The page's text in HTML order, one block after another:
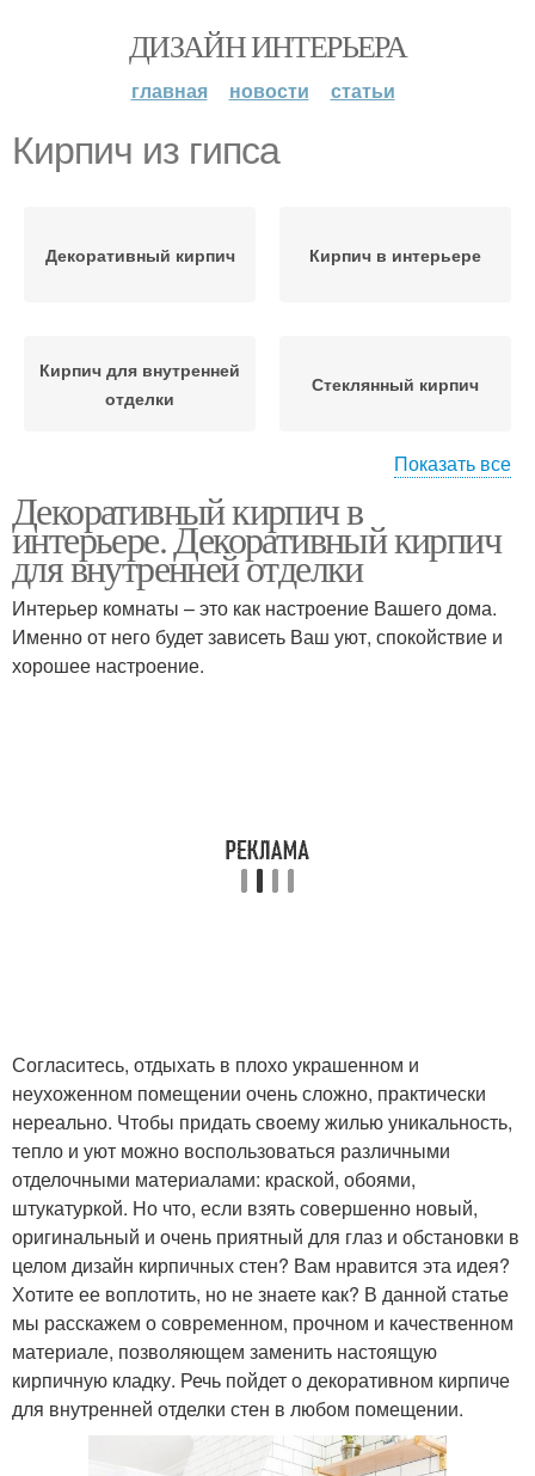
ДИЗАЙН ИНТЕРЬЕРА
главная новости статьи
Кирпич из гипса
Декоративный кирпич Кирпич в интерьере
Кирпич для внутренней
отделки
Стеклянный кирпич
Декоративные кирпичи Венецианский кирпич
Кирпичи на стене
Кирпич из гипсовой
Показать все
Декоративный кирпич в
интерьере. Декоративный кирпич
для внутренней отделки
Интерьер комнаты – это как настроение Вашего дома.
Именно от него будет зависеть Ваш уют, спокойствие и
хорошее настроение.
Согласитесь, отдыхать в плохо украшенном и
неухоженном помещении очень сложно, практически
нереально. Чтобы придать своему жилью уникальность,
тепло и уют можно воспользоваться различными
отделочными материалами: краской, обоями,
штукатуркой. Но что, если взять совершенно новый,
оригинальный и очень приятный для глаз и обстановки в
целом дизайн кирпичных стен? Вам нравится эта идея?
Хотите ее воплотить, но не знаете как? В данной статье
мы расскажем о современном, прочном и качественном
материале, позволяющем заменить настоящую
кирпичную кладку. Речь пойдет о декоративном кирпиче
для внутренней отделки стен в любом помещении.